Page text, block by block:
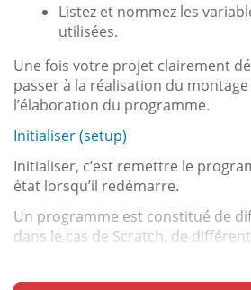
Listez et nommez les
utilisées.
Une fois votre projet clairement
passer à la réalisation du
l’élaboration du programme.
Initialiser (setup)
Initialiser, c’est remettre le
état lorsqu’il redémarre.
Un programme est constitué de
dans le cas de Scratch, de